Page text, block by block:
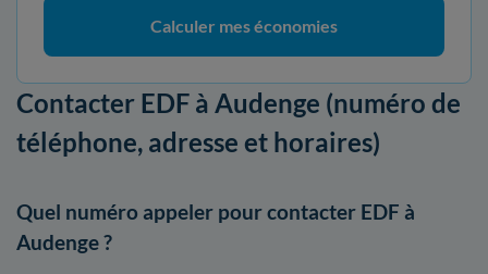
Calculer mes économies
Contacter EDF à Audenge (numéro de
téléphone, adresse et horaires)
Quel numéro appeler pour contacter EDF à
Audenge ?